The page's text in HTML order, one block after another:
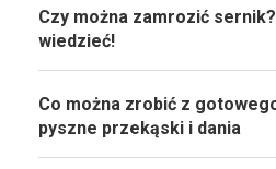
Czy można zamrozić
wiedzieć!
Co można zrobić z
pyszne przekąski i dania